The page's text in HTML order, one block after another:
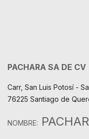
PACHARA SA DE CV
Carr, San Luis Potosí -
76225 Santiago de
NOMBRE: